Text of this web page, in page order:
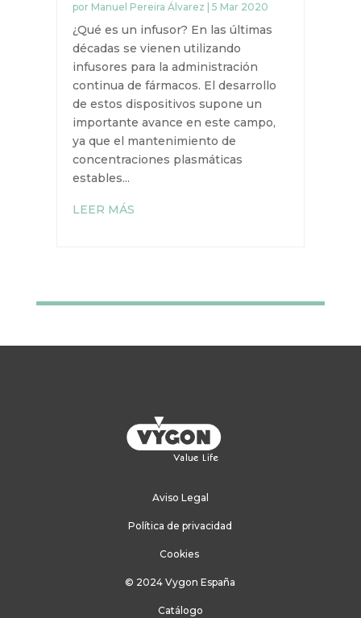
por Manuel Pereira Álvarez 5 Mar 2020
¿Qué es un infusor? En las últimas
décadas se vienen utilizando
infusores para la administración
continua de fármacos. El desarrollo
de estos dispositivos supone un
importante avance en este campo,
ya que el mantenimiento de
concentraciones plasmáticas
estables...
LEER MÁS
Aviso Legal
Política de privacidad
Cookies
© 2024 Vygon España
Catálogo